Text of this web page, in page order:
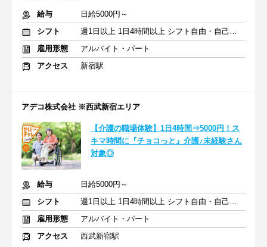
給与
日給5000円～
シフト
週1日以上 1日4時間以上 シフト自由・自己申告
雇用形態
アルバイト・パート
アクセス
新宿駅
アデコ株式会社 ※西武新宿エリア
【介護の職場体験】1日4時間⇒5000円！ス
キマ時間に『チョコっと』介護♪未経験さん
対象◎
給与
日給5000円～
シフト
週1日以上 1日4時間以上 シフト自由・自己申告
雇用形態
アルバイト・パート
アクセス
西武新宿駅